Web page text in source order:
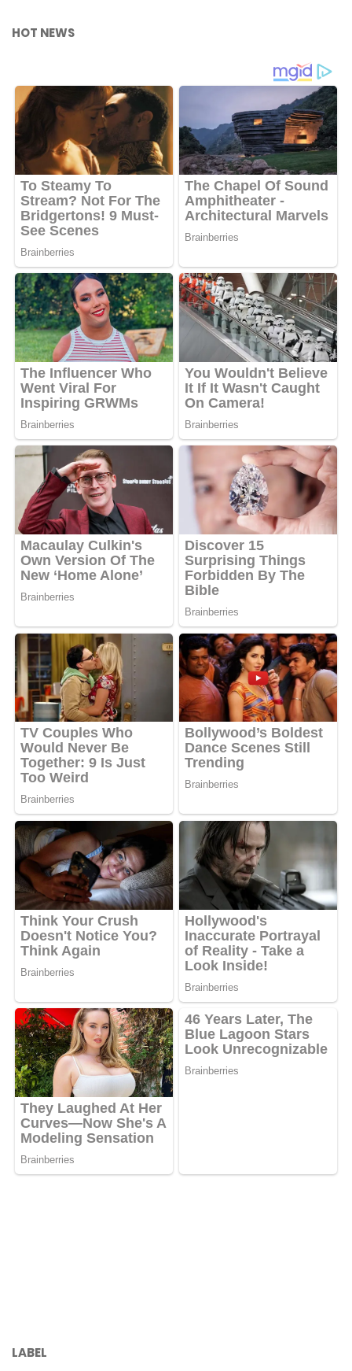
HOT NEWS
LABEL